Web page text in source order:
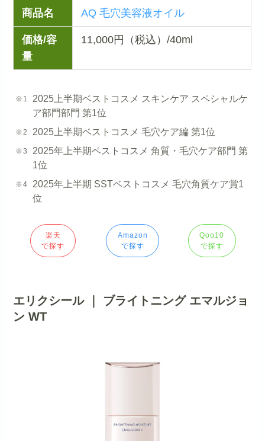
商品名 AQ 毛穴美容液オイル
価格/容
量
11,000円（税込）/40ml
2025上半期ベストコスメ スキンケア スペシャルケ
ア部門部門 第1位
2025上半期ベストコスメ 毛穴ケア編 第1位
2025年上半期ベストコスメ 角質・毛穴ケア部門 第
1位
2025年上半期 SSTベストコスメ 毛穴角質ケア賞1
位
楽天
で探す
Amazon
で探す
Qoo10
で探す
エリクシール ｜ ブライトニング エマルジョ
ン WT